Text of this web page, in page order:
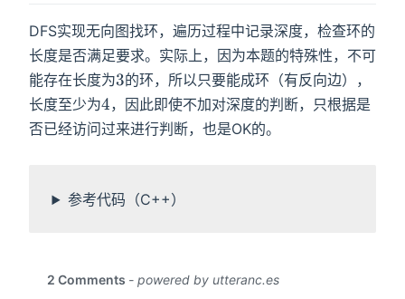
DFS实现无向图找环，遍历过程中记录深度，检查环的
长度是否满足要求。实际上，因为本题的特殊性，不可
能存在长度为3
3的环，所以只要能成环（有反向边），
长度至少为4
4，因此即使不加对深度的判断，只根据是
否已经访问过来进行判断，也是OK的。
参考代码（C++）